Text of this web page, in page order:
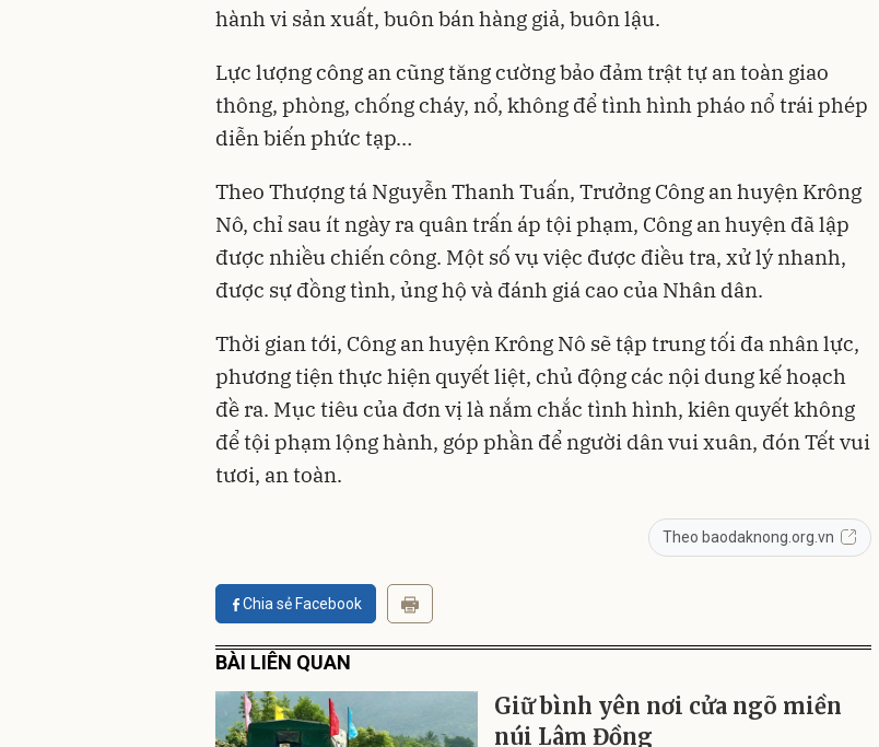
hành vi sản xuất, buôn bán hàng giả, buôn lậu.
Lực lượng công an cũng tăng cường bảo đảm trật tự an toàn giao
thông, phòng, chống cháy, nổ, không để tình hình pháo nổ trái phép
diễn biến phức tạp…
Theo Thượng tá Nguyễn Thanh Tuấn, Trưởng Công an huyện Krông
Nô, chỉ sau ít ngày ra quân trấn áp tội phạm, Công an huyện đã lập
được nhiều chiến công. Một số vụ việc được điều tra, xử lý nhanh,
được sự đồng tình, ủng hộ và đánh giá cao của Nhân dân.
Thời gian tới, Công an huyện Krông Nô sẽ tập trung tối đa nhân lực,
phương tiện thực hiện quyết liệt, chủ động các nội dung kế hoạch
đề ra. Mục tiêu của đơn vị là nắm chắc tình hình, kiên quyết không
để tội phạm lộng hành, góp phần để người dân vui xuân, đón Tết vui
tươi, an toàn.
Theo baodaknong.org.vn
Chia sẻ Facebook
BÀI LIÊN QUAN
Giữ bình yên nơi cửa ngõ miền
núi Lâm Đồng